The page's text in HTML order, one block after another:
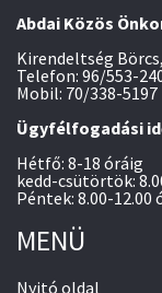
Abdai Közös
Kirendeltség
Telefon: 96/553-
Mobil: 70/338-5197
Ügyfélfogadási
Hétfő: 8-18 óráig
kedd-csütörtök:
Péntek: 8.00-12.00
MENÜ
Nyitó oldal